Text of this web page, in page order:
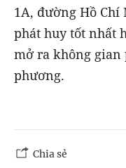
1A, đường Hồ
phát huy tốt nhất
mở ra không
phương.
Chia sẻ